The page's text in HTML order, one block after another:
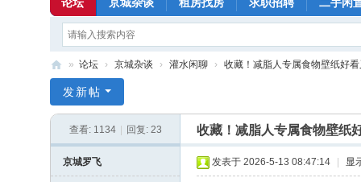
京
» 论坛 › 京城杂谈 › 灌水闲聊 › 收藏！减脂人专属食物壁纸好看
发新帖
查看: 1134 回复: 23 收藏！减脂人专属食物壁纸
京城罗飞 发表于 2026-5-13 08:47:14 显